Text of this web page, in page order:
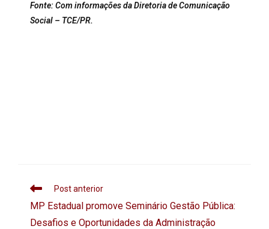
Fonte: Com informações da Diretoria de Comunicação
Social – TCE/PR.
Post anterior
MP Estadual promove Seminário Gestão Pública:
Desafios e Oportunidades da Administração